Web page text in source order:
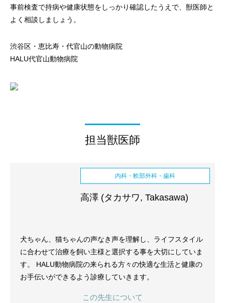
事前検査で持病や健康状態をしっかり確認したうえで、獣医師と
よく相談しましょう。
渋谷区・恵比寿・代官山の動物病院
HALU代官山動物病院
担当獣医師
内科・軟部外科・歯科
高澤 (タカサワ, Takasawa)
犬ちゃん、猫ちゃんの声なき声を理解し、ライフスタイル
に合わせて治療を飼い主様と選択する事を大切にしていま
す。 HALU動物病院の来られる方々の快適な生活と健康の
お手伝いができるよう診療していきます。
この先生について